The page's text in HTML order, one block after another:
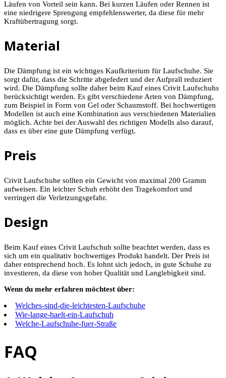
Läufen von Vorteil sein kann. Bei kurzen Läufen oder Rennen ist
eine niedrigere Sprengung empfehlenswerter, da diese für mehr
Kraftübertragung sorgt.
Material
Die Dämpfung ist ein wichtiges Kaufkriterium für Laufschuhe. Sie
sorgt dafür, dass die Schritte abgefedert und der Aufprall reduziert
wird. Die Dämpfung sollte daher beim Kauf eines Crivit Laufschuhs
berücksichtigt werden. Es gibt verschiedene Arten von Dämpfung,
zum Beispiel in Form von Gel oder Schaumstoff. Bei hochwertigen
Modellen ist auch eine Kombination aus verschiedenen Materialien
möglich. Achte bei der Auswahl des richtigen Modells also darauf,
dass es über eine gute Dämpfung verfügt.
Preis
Crivit Laufschuhe sollten ein Gewicht von maximal 200 Gramm
aufweisen. Ein leichter Schuh erhöht den Tragekomfort und
verringert die Verletzungsgefahr.
Design
Beim Kauf eines Crivit Laufschuh sollte beachtet werden, dass es
sich um ein qualitativ hochwertiges Produkt handelt. Der Preis ist
daher entsprechend hoch. Es lohnt sich jedoch, in gute Schuhe zu
investieren, da diese von hoher Qualität und Langlebigkeit sind.
Wenn du mehr erfahren möchtest über:
Welches-sind-die-leichtesten-Laufschuhe
Wie-lange-haelt-ein-Laufschuh
Welche-Laufschuhe-fuer-Straße
FAQ